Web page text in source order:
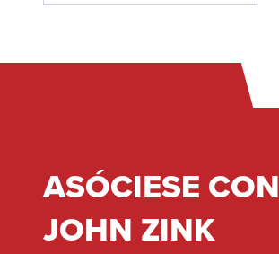
fiabilidad de estos sistemas,
ASÓCIESE CON
JOHN ZINK